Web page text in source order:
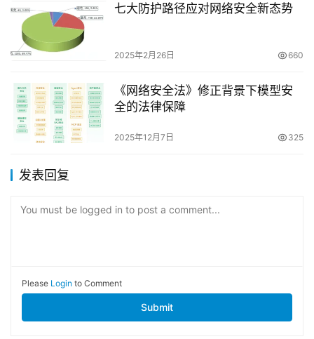
七大防护路径应对网络安全新态势
2025年2月26日 660
《网络安全法》修正背景下模型安
全的法律保障
2025年12月7日 325
发表回复
You must be logged in to post a comment...
Please Login to Comment
Submit